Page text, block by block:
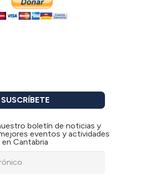
SUSCRÍBETE
boletín de noticias y
eventos y actividades
en Cantabria